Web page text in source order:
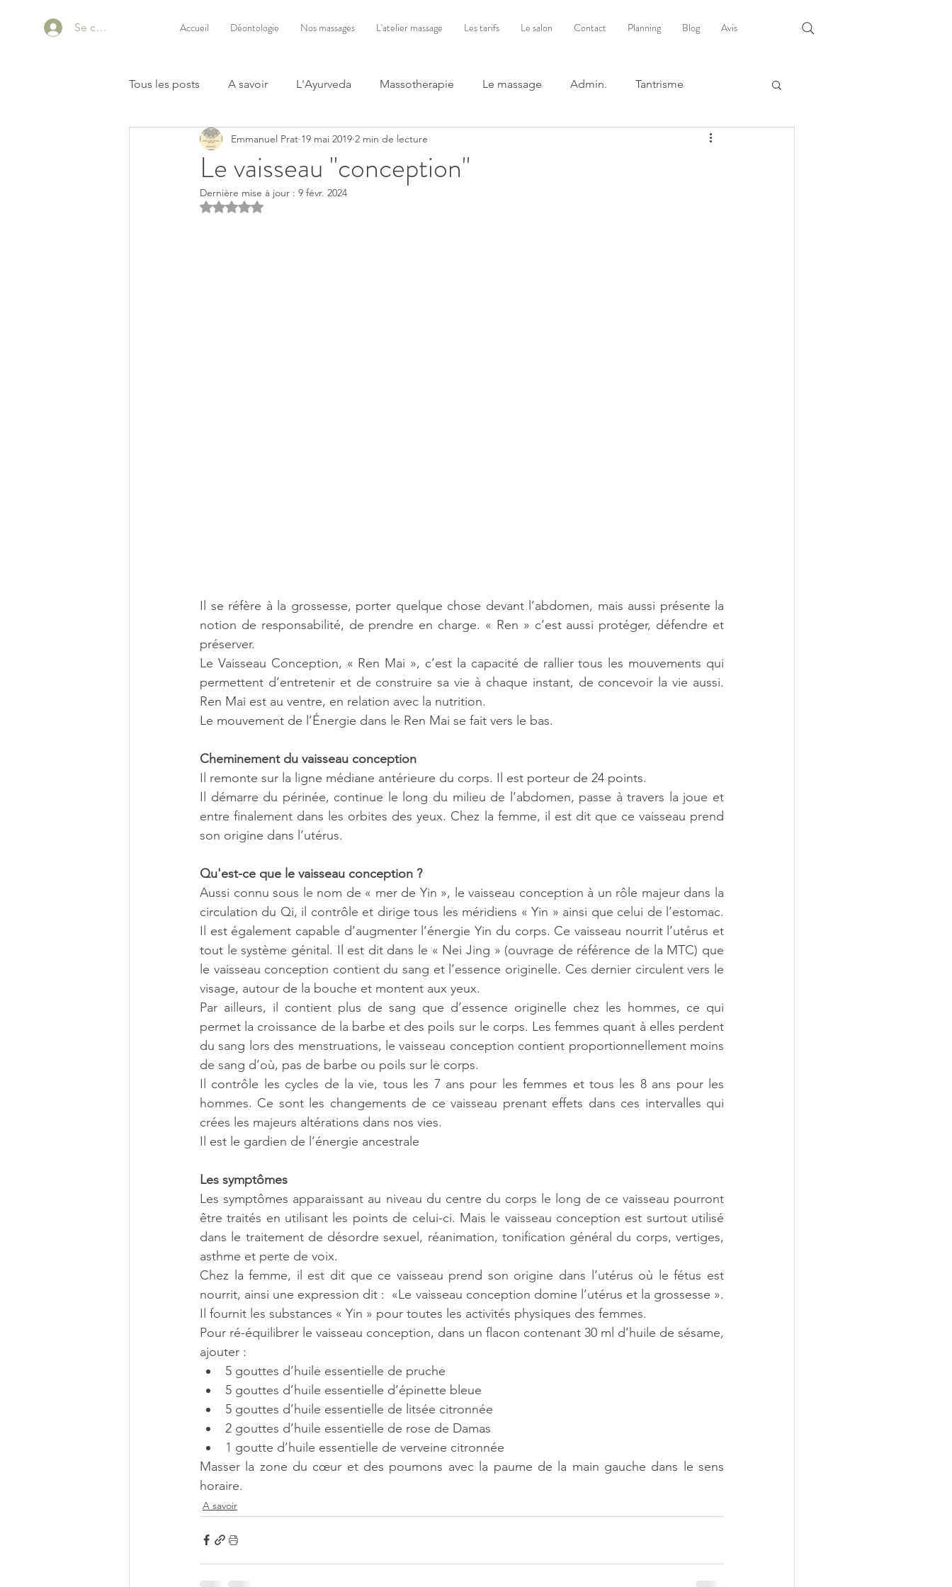
Se connecter Accueil Déontologie Nos massages L'atelier massage Les tarifs Le salon Contact Planning Blog Avis
Tous les posts A savoir L'Ayurveda Massotherapie Le massage Admin. Tantrisme
Le vaisseau "conception"
Emmanuel Prat 19 mai 2019 2 min de lecture
Dernière mise à jour : 9 févr. 2024
Noté NaN étoiles sur 5.
Il se réfère à la grossesse, porter quelque chose devant l’abdomen, mais aussi présente la
notion de responsabilité, de prendre en charge. « Ren » c’est aussi protéger, défendre et
préserver.
Le Vaisseau Conception, « Ren Mai », c’est la capacité de rallier tous les mouvements qui
permettent d’entretenir et de construire sa vie à chaque instant, de concevoir la vie aussi.
Ren Mai est au ventre, en relation avec la nutrition.
Le mouvement de l’Énergie dans le Ren Mai se fait vers le bas.
Cheminement du vaisseau conception
Il remonte sur la ligne médiane antérieure du corps. Il est porteur de 24 points.
Il démarre du périnée, continue le long du milieu de l’abdomen, passe à travers la joue et
entre finalement dans les orbites des yeux. Chez la femme, il est dit que ce vaisseau prend
son origine dans l’utérus.
Qu'est-ce que le vaisseau conception ?
Aussi connu sous le nom de « mer de Yin », le vaisseau conception à un rôle majeur dans la
circulation du Qi, il contrôle et dirige tous les méridiens « Yin » ainsi que celui de l’estomac.
Il est également capable d’augmenter l’énergie Yin du corps. Ce vaisseau nourrit l’utérus et
tout le système génital. Il est dit dans le « Nei Jing » (ouvrage de référence de la MTC) que
le vaisseau conception contient du sang et l’essence originelle. Ces dernier circulent vers le
visage, autour de la bouche et montent aux yeux.
Par ailleurs, il contient plus de sang que d’essence originelle chez les hommes, ce qui
permet la croissance de la barbe et des poils sur le corps. Les femmes quant à elles perdent
du sang lors des menstruations, le vaisseau conception contient proportionnellement moins
de sang d’où, pas de barbe ou poils sur le corps.
Il contrôle les cycles de la vie, tous les 7 ans pour les femmes et tous les 8 ans pour les
hommes. Ce sont les changements de ce vaisseau prenant effets dans ces intervalles qui
crées les majeurs altérations dans nos vies.
Il est le gardien de l’énergie ancestrale
Les symptômes
Les symptômes apparaissant au niveau du centre du corps le long de ce vaisseau pourront
être traités en utilisant les points de celui-ci. Mais le vaisseau conception est surtout utilisé
dans le traitement de désordre sexuel, réanimation, tonification général du corps, vertiges,
asthme et perte de voix.
Chez la femme, il est dit que ce vaisseau prend son origine dans l’utérus où le fétus est
nourrit, ainsi une expression dit :  «Le vaisseau conception domine l’utérus et la grossesse ».
Il fournit les substances « Yin » pour toutes les activités physiques des femmes.
Pour ré-équilibrer le vaisseau conception, dans un flacon contenant 30 ml d’huile de sésame,
ajouter :
5 gouttes d’huile essentielle de pruche
5 gouttes d’huile essentielle d’épinette bleue
5 gouttes d’huile essentielle de litsée citronnée
2 gouttes d’huile essentielle de rose de Damas
1 goutte d’huile essentielle de verveine citronnée
Masser la zone du cœur et des poumons avec la paume de la main gauche dans le sens
horaire.
A savoir